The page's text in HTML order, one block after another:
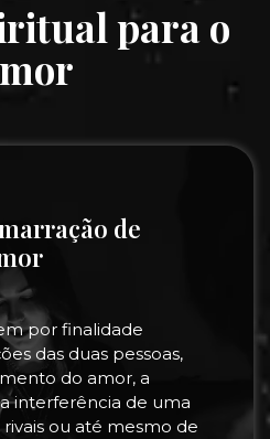
para o
de
por finalidade
das duas pessoas,
do amor, a
interferência de uma
ou até mesmo de